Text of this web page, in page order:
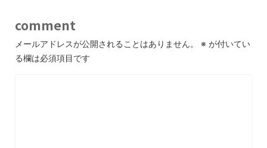
comment
メールアドレスが公開されることはありません。 ※ が付いてい
る欄は必須項目です